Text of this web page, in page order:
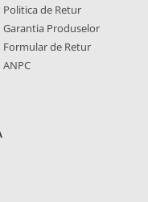
Politica de Retur
Garantia Produselor
Formular de Retur
ANPC